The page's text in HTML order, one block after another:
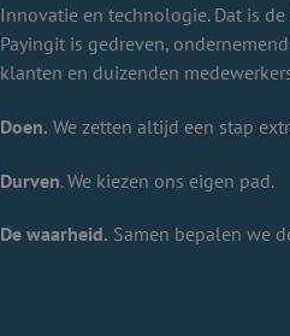
Innovatie en technologie. Dat is
Payingit is gedreven,
klanten en duizenden
Doen. We zetten altijd een stap
Durven. We kiezen ons eigen pad.
De waarheid. Samen bepalen we